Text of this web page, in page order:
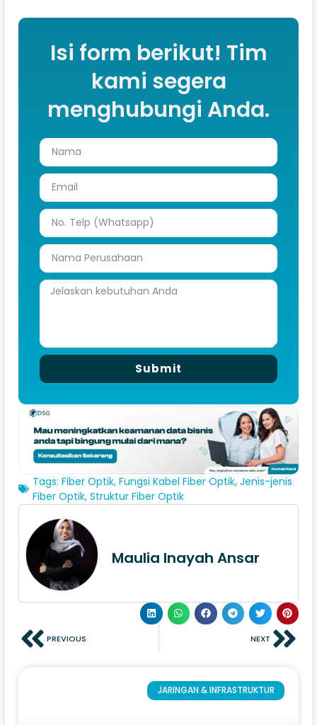
Isi form berikut! Tim
kami segera
menghubungi Anda.
Submit
Tags: Fiber Optik, Fungsi Kabel Fiber Optik, Jenis-jenis
Fiber Optik, Struktur Fiber Optik
Maulia Inayah Ansar
PREVIOUS NEXT
JARINGAN & INFRASTRUKTUR